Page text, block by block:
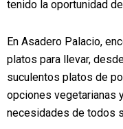
tenido la oportunidad
En Asadero Palacio,
platos para llevar,
suculentos platos de
opciones vegetarianas
necesidades de todos